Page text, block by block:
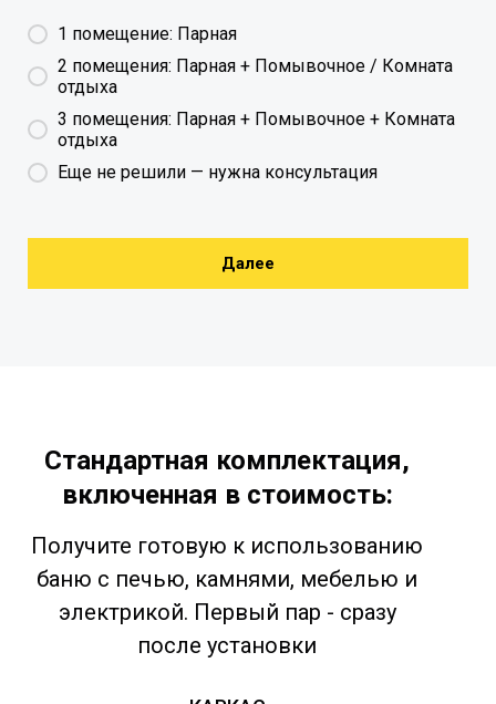
1 помещение: Парная
2 помещения: Парная + Помывочное / Комната
отдыха
3 помещения: Парная + Помывочное + Комната
отдыха
Еще не решили — нужна консультация
Далее
Получите готовую к использованию
баню с печью, камнями, мебелью и
электрикой. Первый пар - сразу
после установки
Стандартная комплектация,
включенная в стоимость: